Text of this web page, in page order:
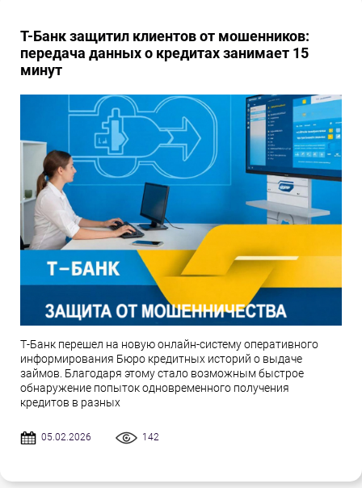
Т-Банк защитил клиентов от мошенников:
передача данных о кредитах занимает 15
минут
Т-Банк перешел на новую онлайн-систему оперативного
информирования Бюро кредитных историй о выдаче
займов. Благодаря этому стало возможным быстрое
обнаружение попыток одновременного получения
кредитов в разных
05.02.2026 142